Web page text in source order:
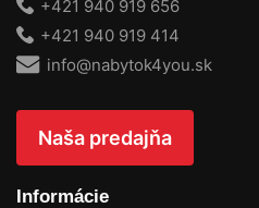
+421 940 919 656
+421 940 919 414
info@nabytok4you.sk
Naša predajňa
Informácie